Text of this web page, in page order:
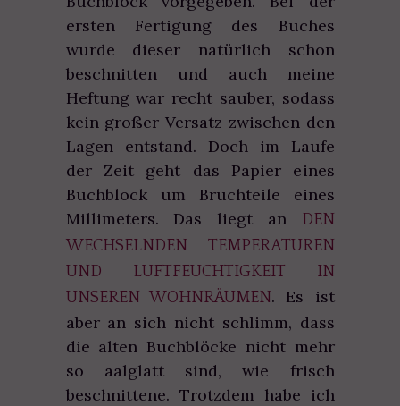
ersten Fertigung des Buches
wurde dieser natürlich schon
beschnitten und auch meine
Heftung war recht sauber, sodass
kein großer Versatz zwischen den
Lagen entstand. Doch im Laufe
der Zeit geht das Papier eines
Buchblock um Bruchteile eines
Millimeters. Das liegt an
DEN
WECHSELNDEN TEMPERATUREN
UND LUFTFEUCHTIGKEIT IN
UNSEREN WOHNRÄUMEN. Es ist
aber an sich nicht schlimm, dass
die alten Buchblöcke nicht mehr
so aalglatt sind, wie frisch
beschnittene. Trotzdem habe ich